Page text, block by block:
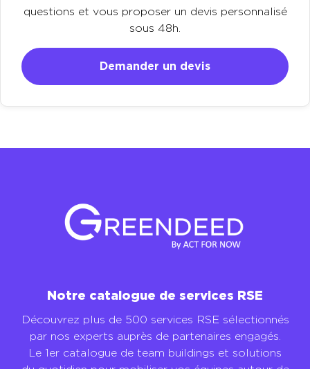
questions et vous proposer un devis personnalisé
sous 48h.
Demander un devis
Notre catalogue de services RSE
Découvrez plus de 500 services RSE sélectionnés
par nos experts auprès de partenaires engagés.
Le 1er catalogue de team buildings et solutions